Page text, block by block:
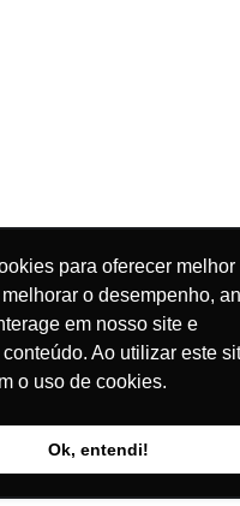
para oferecer melhor
o desempenho,
em nosso site e
Ao utilizar este
o uso de cookies.
Ok, entendi!